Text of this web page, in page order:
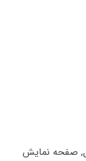
صفحه نمایش